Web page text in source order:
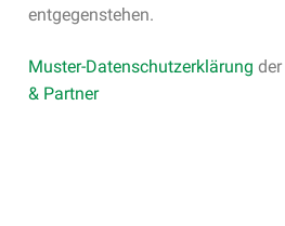
entgegenstehen.
Muster-Datenschutzerklärung der
& Partner